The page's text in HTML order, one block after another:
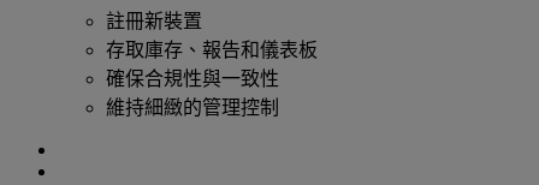
註冊新裝置
存取庫存、報告和儀表板
確保合規性與一致性
維持細緻的管理控制